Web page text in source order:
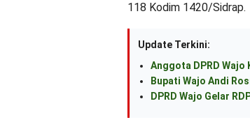
118 Kodim 1420/Sidrap.
Update Terkini:
Anggota DPRD Wajo
Bupati Wajo Andi
DPRD Wajo Gelar